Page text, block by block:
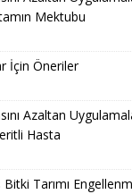
Mektubu
İçin Öneriler
Azaltan
Hasta
Tarımı